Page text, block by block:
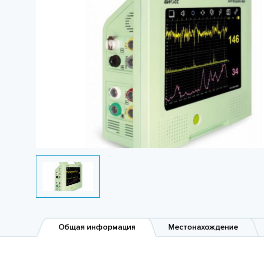
Общая информация Местонахождение